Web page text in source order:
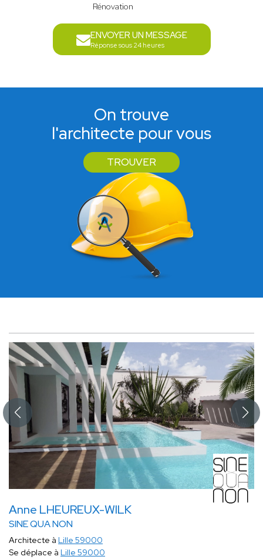
Rénovation
ENVOYER UN MESSAGE
Réponse sous 24 heures
On trouve
l'architecte pour vous
TROUVER
Anne LHEUREUX-WILK
SINE QUA NON
Architecte à Lille 59000
Se déplace à Lille 59000